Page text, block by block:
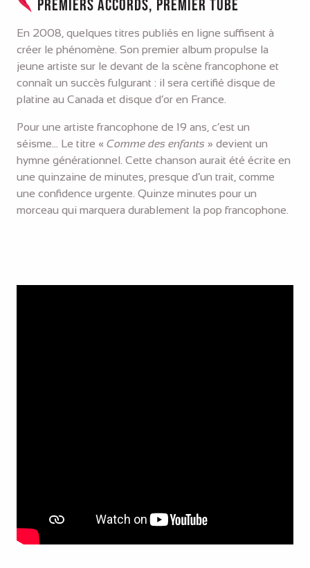
Premiers accords, premier tube
En 2008, quelques titres publiés en ligne suffisent à
créer le phénomène. Son premier album propulse la
jeune artiste sur le devant de la scène francophone et
connaît un succès fulgurant : il sera certifié disque de
platine au Canada et disque d’or en France.
Pour une artiste francophone de 19 ans, c’est un
séisme… Le titre « Comme des enfants » devient un
hymne générationnel. Cette chanson aurait été écrite en
une quinzaine de minutes, presque d’un trait, comme
une confidence urgente. Quinze minutes pour un
morceau qui marquera durablement la pop francophone.